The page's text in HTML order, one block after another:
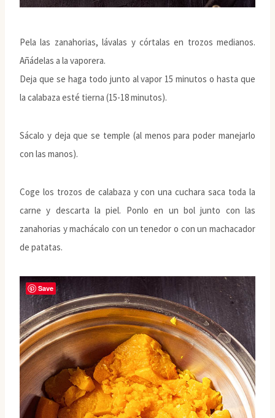
Pela las zanahorias, lávalas y córtalas en trozos medianos.
Añádelas a la vaporera.
Deja que se haga todo junto al vapor 15 minutos o hasta que
la calabaza esté tierna (15-18 minutos).
Sácalo y deja que se temple (al menos para poder manejarlo
con las manos).
Coge los trozos de calabaza y con una cuchara saca toda la
carne y descarta la piel. Ponlo en un bol junto con las
zanahorias y machácalo con un tenedor o con un machacador
de patatas.
Save